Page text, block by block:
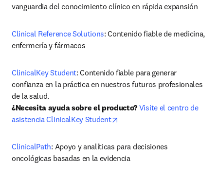
vanguardia del conocimiento clínico en rápida expansión
Clinical Reference Solutions: Contenido fiable de medicina,
enfermería y fármacos
ClinicalKey Student: Contenido fiable para generar
confianza en la práctica en nuestros futuros profesionales
¿Necesita ayuda sobre el producto? Visite el centro de
asistencia ClinicalKey Student
ClinicalPath: Apoyo y analíticas para decisiones
oncológicas basadas en la evidencia